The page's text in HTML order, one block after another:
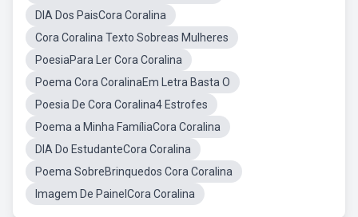
DIA Dos PaisCora Coralina
Cora Coralina Texto Sobreas Mulheres
PoesiaPara Ler Cora Coralina
Poema Cora CoralinaEm Letra Basta O
Poesia De Cora Coralina4 Estrofes
Poema a Minha FamíliaCora Coralina
DIA Do EstudanteCora Coralina
Poema SobreBrinquedos Cora Coralina
Imagem De PainelCora Coralina